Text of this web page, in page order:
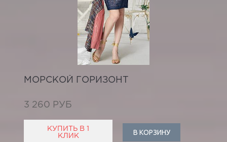
МОРСКОЙ ГОРИЗОНТ
3 260 РУБ
КУПИТЬ В 1
КЛИК
В КОРЗИНУ